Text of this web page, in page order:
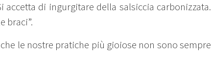
di ingurgitare della salsiccia carbonizzata.
braci”.
le nostre pratiche più gioiose non sono sempre